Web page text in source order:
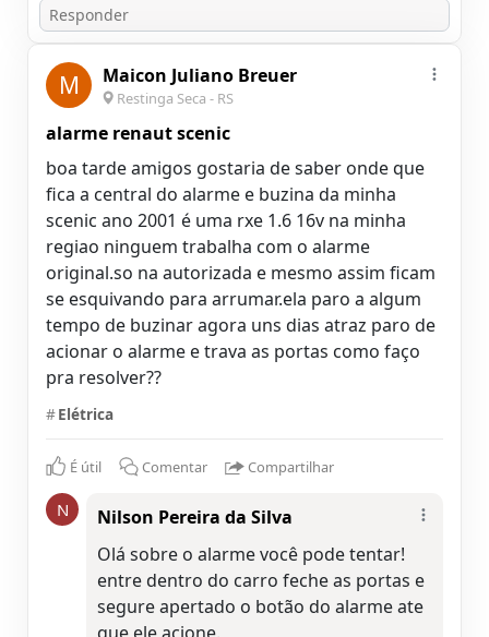
M Maicon Juliano Breuer
Restinga Seca - RS
alarme renaut scenic
boa tarde amigos gostaria de saber onde que
fica a central do alarme e buzina da minha
scenic ano 2001 é uma rxe 1.6 16v na minha
regiao ninguem trabalha com o alarme
original.so na autorizada e mesmo assim ficam
se esquivando para arrumar.ela paro a algum
tempo de buzinar agora uns dias atraz paro de
acionar o alarme e trava as portas como faço
pra resolver??
#Elétrica
É útil Comentar Compartilhar
N
Nilson Pereira da Silva
Olá sobre o alarme você pode tentar!
entre dentro do carro feche as portas e
segure apertado o botão do alarme ate